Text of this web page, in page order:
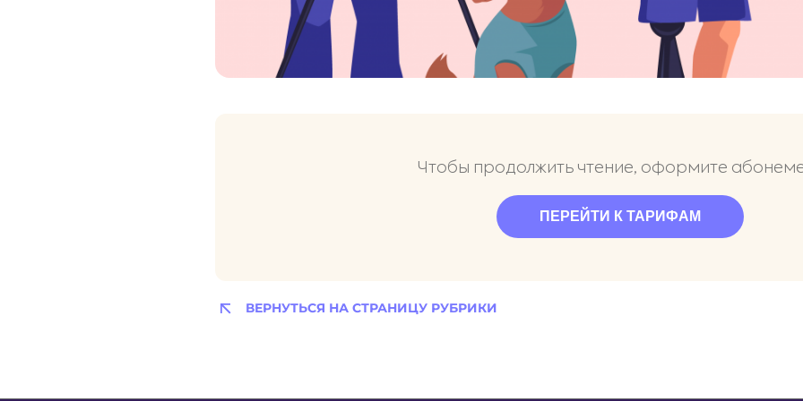
Чтобы продолжить чтение, оформите
ПЕРЕЙТИ К ТАРИФАМ
ВЕРНУТЬСЯ НА СТРАНИЦУ РУБРИКИ